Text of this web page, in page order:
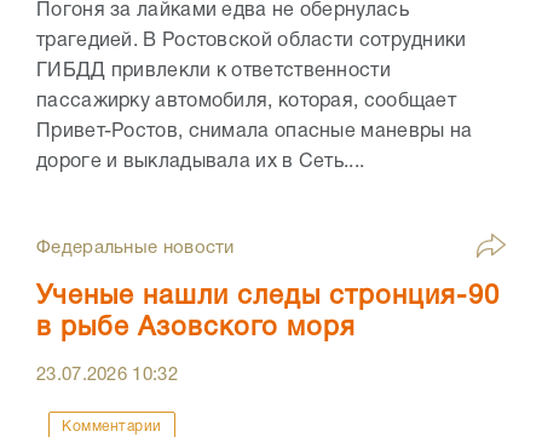
Погоня за лайками едва не обернулась
трагедией. В Ростовской области сотрудники
ГИБДД привлекли к ответственности
пассажирку автомобиля, которая, сообщает
Привет-Ростов, снимала опасные маневры на
дороге и выкладывала их в Сеть....
Федеральные новости
Ученые нашли следы стронция-90
в рыбе Азовского моря
23.07.2026 10:32
Комментарии